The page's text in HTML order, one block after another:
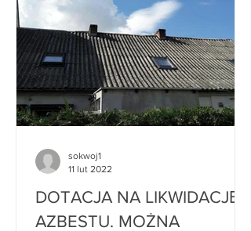
DOTACJA NA LIKWIDACJĘ
AZBESTU. MOŻNA
sokwoj1
11 lut 2022